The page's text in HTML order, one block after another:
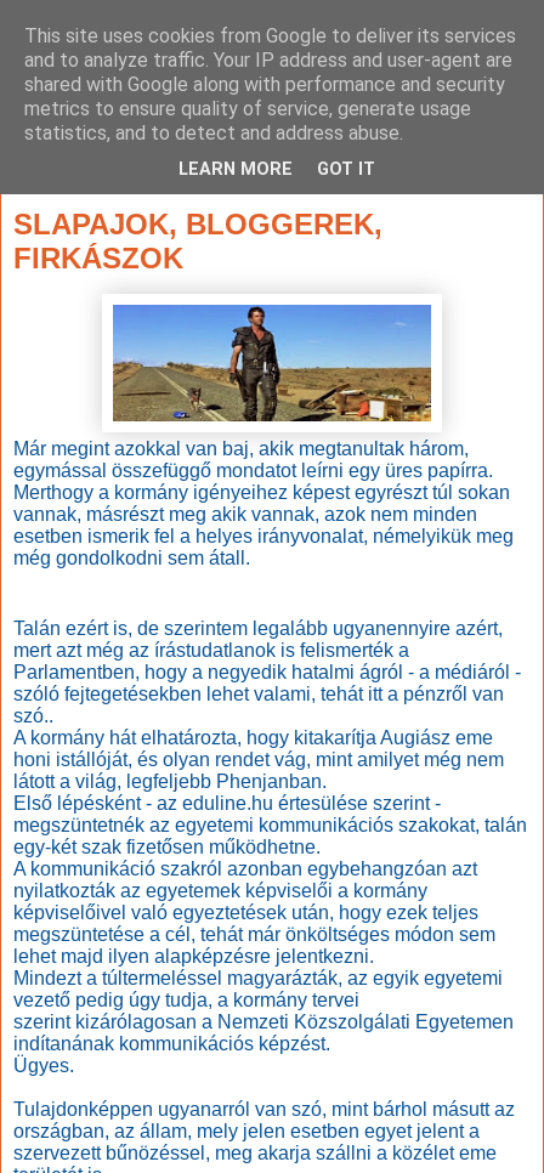
SLAPAJOK, BLOGGEREK,
FIRKÁSZOK
Már megint azokkal van baj, akik megtanultak három,
egymással összefüggő mondatot leírni egy üres papírra.
Merthogy a kormány igényeihez képest egyrészt túl sokan
vannak, másrészt meg akik vannak, azok nem minden
esetben ismerik fel a helyes irányvonalat, némelyikük meg
még gondolkodni sem átall.
Talán ezért is, de szerintem legalább ugyanennyire azért,
mert azt még az írástudatlanok is felismerték a
Parlamentben, hogy a negyedik hatalmi ágról - a médiáról -
szóló fejtegetésekben lehet valami, tehát itt a pénzről van
szó..
A kormány hát elhatározta, hogy kitakarítja Augiász eme
honi istállóját, és olyan rendet vág, mint amilyet még nem
látott a világ, legfeljebb Phenjanban.
Első lépésként - az eduline.hu értesülése szerint -
megszüntetnék az egyetemi kommunikációs szakokat, talán
egy-két szak fizetősen működhetne.
A kommunikáció szakról azonban egybehangzóan azt
nyilatkozták az egyetemek képviselői a kormány
képviselőivel való egyeztetések után, hogy ezek teljes
megszüntetése a cél, tehát már önköltséges módon sem
lehet majd ilyen alapképzésre jelentkezni.
Mindezt a túltermeléssel magyarázták, az egyik egyetemi
vezető pedig úgy tudja, a kormány tervei
szerint kizárólagosan a Nemzeti Közszolgálati Egyetemen
indítanának kommunikációs képzést.
Ügyes.
Tulajdonképpen ugyanarról van szó, mint bárhol másutt az
országban, az állam, mely jelen esetben egyet jelent a
szervezett bűnözéssel, meg akarja szállni a közélet eme
This site uses cookies from Google to deliver its services
and to analyze traffic. Your IP address and user-agent are
shared with Google along with performance and security
metrics to ensure quality of service, generate usage
statistics, and to detect and address abuse.
LEARN MORE GOT IT